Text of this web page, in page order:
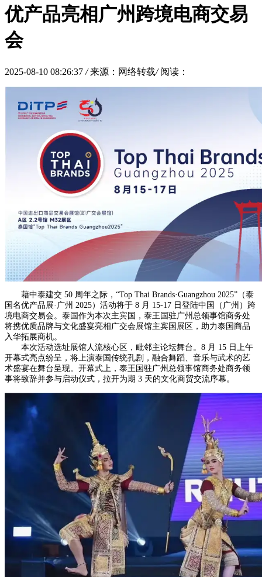
优产品亮相广州跨境电商交易
会
2025-08-10 08:26:37 / 来源：网络转载/ 阅读：
藉中泰建交 50 周年之际，“Top Thai Brands·Guangzhou 2025”（泰
国名优产品展·广州 2025）活动将于 8 月 15-17 日登陆中国（广州）跨
境电商交易会。泰国作为本次主宾国，泰王国驻广州总领事馆商务处
将携优质品牌与文化盛宴亮相广交会展馆主宾国展区，助力泰国商品
入华拓展商机。
本次活动选址展馆人流核心区，毗邻主论坛舞台。8 月 15 日上午
开幕式亮点纷呈，将上演泰国传统孔剧，融合舞蹈、音乐与武术的艺
术盛宴在舞台呈现。开幕式上，泰王国驻广州总领事馆商务处商务领
事将致辞并参与启动仪式，拉开为期 3 天的文化商贸交流序幕。